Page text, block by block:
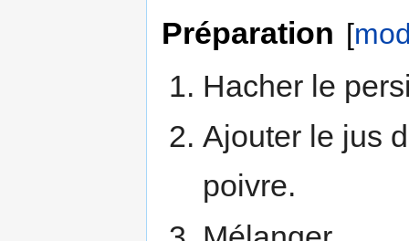
Préparation [
Hacher le
Ajouter le jus
poivre.